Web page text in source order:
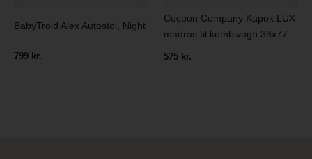
BabyTrold Alex Autostol, Night
799 kr.
Cocoon Company Kapok LUX
madras til kombivogn 33x77
575 kr.